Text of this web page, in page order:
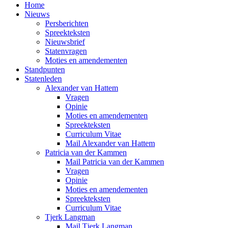
Home
Nieuws
Persberichten
Spreekteksten
Nieuwsbrief
Statenvragen
Moties en amendementen
Standpunten
Statenleden
Alexander van Hattem
Vragen
Opinie
Moties en amendementen
Spreekteksten
Curriculum Vitae
Mail Alexander van Hattem
Patricia van der Kammen
Mail Patricia van der Kammen
Vragen
Opinie
Moties en amendementen
Spreekteksten
Curriculum Vitae
Tjerk Langman
Mail Tjerk Langman